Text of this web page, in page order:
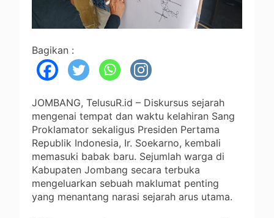
Bagikan :
JOMBANG, TelusuR.id – Diskursus sejarah
mengenai tempat dan waktu kelahiran Sang
Proklamator sekaligus Presiden Pertama
Republik Indonesia, Ir. Soekarno, kembali
memasuki babak baru. Sejumlah warga di
Kabupaten Jombang secara terbuka
mengeluarkan sebuah maklumat penting
yang menantang narasi sejarah arus utama.